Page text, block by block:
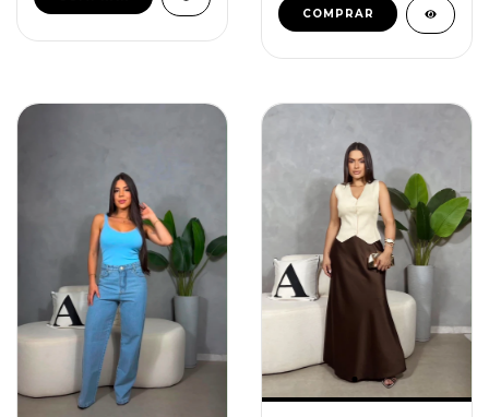
COMPRAR